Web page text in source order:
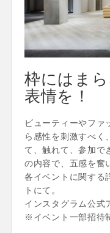
枠にはま
表情を！
ビューティーやファ
ら感性を刺激すべく
て、触れて、参加で
の内容で、五感を奮
各イベントに関する
トにて。
インスタグラム公
※イベント一部招待